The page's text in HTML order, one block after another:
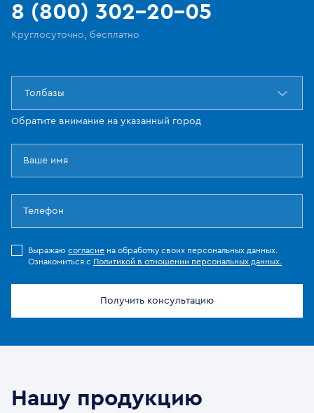
8 (800) 302-20-05
Круглосуточно, бесплатно
Толбазы
Обратите внимание на указанный город
Выражаю согласие на обработку своих персональных данных.
Ознакомиться с Политикой в отношении персональных данных.
Получить консультацию
Нашу продукцию